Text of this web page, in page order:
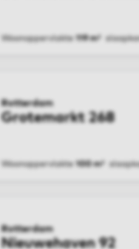
Woonoppervlakte 119 m²
Grotemarkt 268
Rotterdam
Woonoppervlakte 100 m²
Nieuwehaven 92
Rotterdam